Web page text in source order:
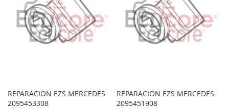
REPARACION EZS MERCEDES
2095453308
REPARACION EZS MERCEDES
2095451908